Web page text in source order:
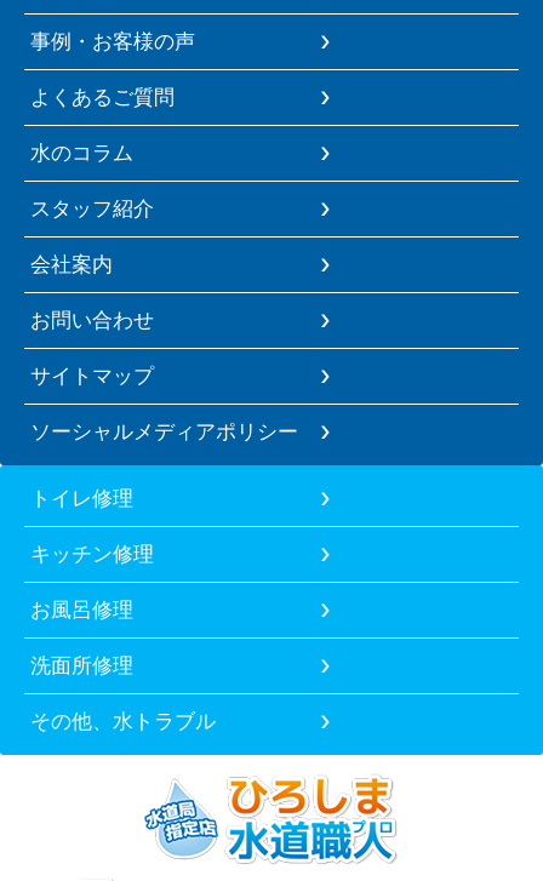
事例・お客様の声
よくあるご質問
水のコラム
スタッフ紹介
会社案内
お問い合わせ
サイトマップ
ソーシャルメディアポリシー
トイレ修理
キッチン修理
お風呂修理
洗面所修理
その他、水トラブル